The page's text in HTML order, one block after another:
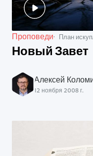
Проповеди План
Новый Завет
Алексей
12 ноября 2008 г.